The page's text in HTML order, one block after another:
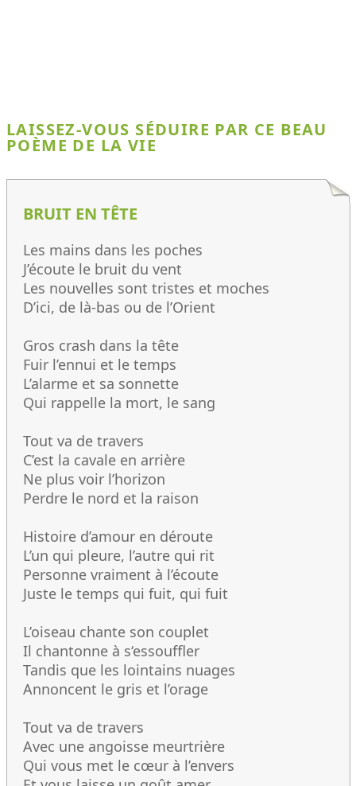
LAISSEZ-VOUS SÉDUIRE PAR CE BEAU
POÈME DE LA VIE
BRUIT EN TÊTE
Les mains dans les poches
J’écoute le bruit du vent
Les nouvelles sont tristes et moches
D’ici, de là-bas ou de l’Orient
Gros crash dans la tête
Fuir l’ennui et le temps
L’alarme et sa sonnette
Qui rappelle la mort, le sang
Tout va de travers
C’est la cavale en arrière
Ne plus voir l’horizon
Perdre le nord et la raison
Histoire d’amour en déroute
L’un qui pleure, l’autre qui rit
Personne vraiment à l’écoute
Juste le temps qui fuit, qui fuit
L’oiseau chante son couplet
Il chantonne à s‘essouffler
Tandis que les lointains nuages
Annoncent le gris et l’orage
Tout va de travers
Avec une angoisse meurtrière
Qui vous met le cœur à l’envers